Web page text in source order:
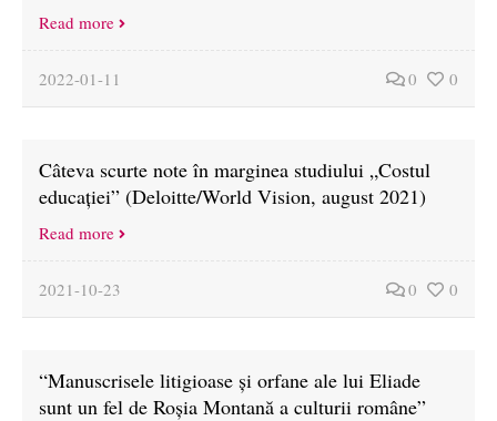
Read more
2022-01-11 0 0
Câteva scurte note în marginea studiului „Costul
educației” (Deloitte/World Vision, august 2021)
Read more
2021-10-23 0 0
“Manuscrisele litigioase și orfane ale lui Eliade
sunt un fel de Roșia Montană a culturii române”